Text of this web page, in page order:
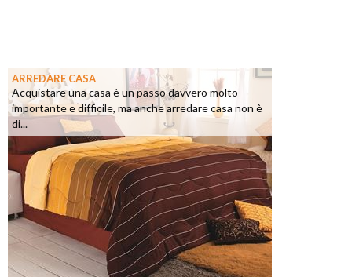
ARREDARE CASA
Acquistare una casa è un passo davvero molto
importante e difficile, ma anche arredare casa non è
di...